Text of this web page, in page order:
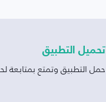
تحميل التطبيق
حمل التطبيق وتمتع بمتابعة